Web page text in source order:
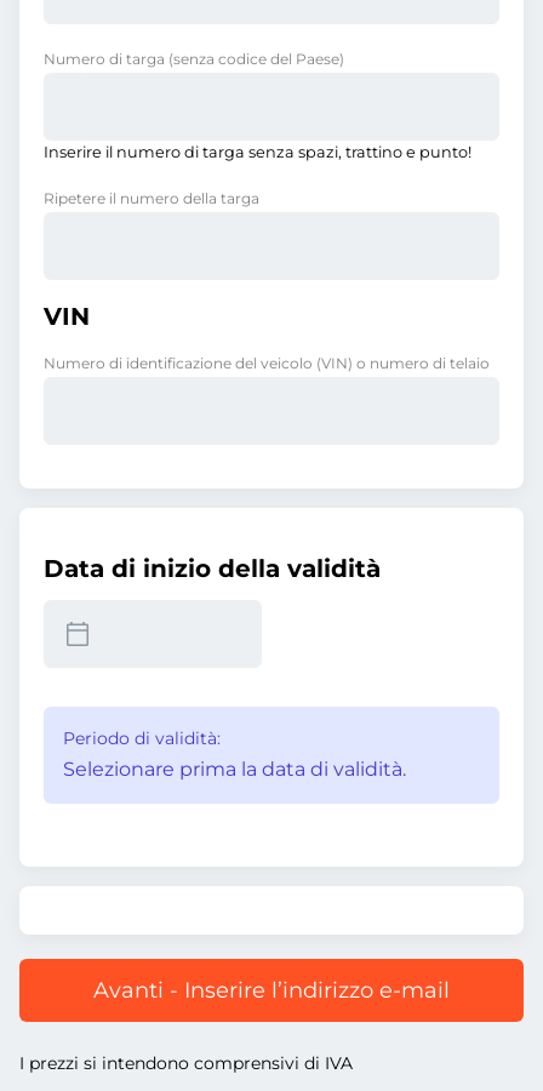
Numero di targa (senza codice del Paese)
Inserire il numero di targa senza spazi, trattino e punto!
Ripetere il numero della targa
VIN
Numero di identificazione del veicolo (VIN) o numero di telaio
Data di inizio della validità
Periodo di validità:
Selezionare prima la data di validità.
Avanti - Inserire l’indirizzo e-mail
I prezzi si intendono comprensivi di IVA